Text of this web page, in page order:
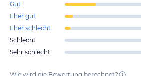
Gut
Eher gut
Eher schlecht
Schlecht
Sehr schlecht
Wie wird die Bewertung berechnet?